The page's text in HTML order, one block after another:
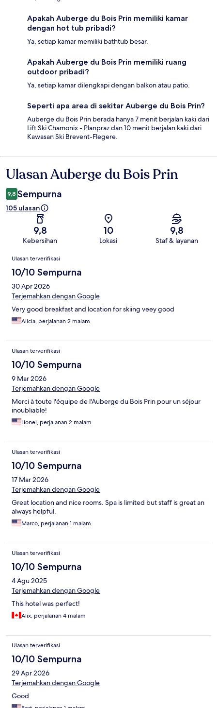
Apakah Auberge du Bois Prin memiliki kamar
dengan hot tub pribadi?
Ya, setiap kamar memiliki bathtub besar.
Apakah Auberge du Bois Prin memiliki ruang
outdoor pribadi?
Ya, setiap kamar dilengkapi dengan balkon atau patio.
Seperti apa area di sekitar Auberge du Bois Prin?
Auberge du Bois Prin berada hanya 7 menit berjalan kaki dari
Lift Ski Chamonix - Planpraz dan 10 menit berjalan kaki dari
Kawasan Ski Brevent-Flegere.
Ulasan
Ulasan Auberge du Bois Prin
9,8 Sempurna
105 ulasan
9,8
Kebersihan
10
Lokasi
9,8
Staf & layanan
Ulasan
Ulasan terverifikasi
10/10 Sempurna
30 Apr 2026
Terjemahkan dengan Google
Very good breakfast and location for skiing veey good
Alicia, perjalanan 2 malam
Ulasan terverifikasi
10/10 Sempurna
9 Mar 2026
Terjemahkan dengan Google
Merci à toute l'équipe de l'Auberge du Bois Prin pour un séjour
inoubliable!
Lionel, perjalanan 2 malam
Ulasan terverifikasi
10/10 Sempurna
17 Mar 2026
Terjemahkan dengan Google
Great location and nice rooms. Spa is limited but staff is great an
always helpful.
Marco, perjalanan 1 malam
Ulasan terverifikasi
10/10 Sempurna
4 Agu 2025
Terjemahkan dengan Google
This hotel was perfect!
Alix, perjalanan 4 malam
Ulasan terverifikasi
10/10 Sempurna
29 Apr 2026
Terjemahkan dengan Google
Good